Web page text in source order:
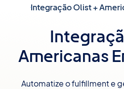
Integração Olist +
Americanas
Automatize o fulfillment e